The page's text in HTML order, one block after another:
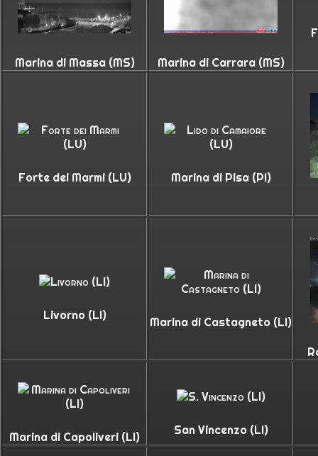
Marina di Massa (MS) Marina di Carrara (MS)
Forte dei Marmi (LU) Marina di Pisa (PI)
Livorno (LI) Marina di Castagneto (LI)
Marina di Capoliveri (LI) San Vincenzo (LI)